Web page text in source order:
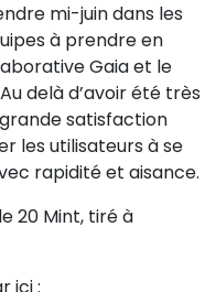
mi-juin dans les
à prendre en
Gaia et le
delà d’avoir été très
satisfaction
les utilisateurs à se
rapidité et aisance.
20 Mint, tiré à